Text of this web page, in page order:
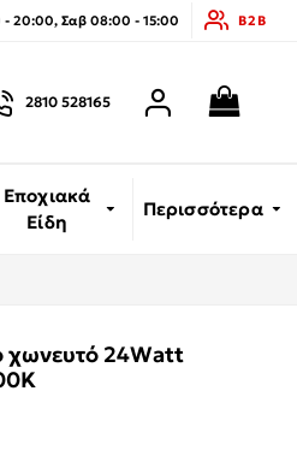
- 20:00, Σαβ 08:00 - 15:00 B2B
2810 528165
Εποχιακά
Είδη
Περισσότερα
χωνευτό 24Watt